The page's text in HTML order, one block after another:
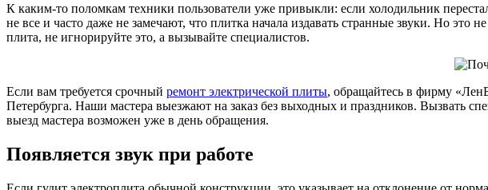
К каким-то поломкам техники пользователи уже привыкли: если холодильник
не все и часто даже не замечают, что плитка начала издавать странные звуки. Но
плита, не игнорируйте это, а вызывайте специалистов.
Если вам требуется срочный ремонт электрической плиты, обращайтесь в фирму
Петербурга. Наши мастера выезжают на заказ без выходных и праздников. Вызвать
выезд мастера возможен уже в день обращения.
Появляется звук при работе